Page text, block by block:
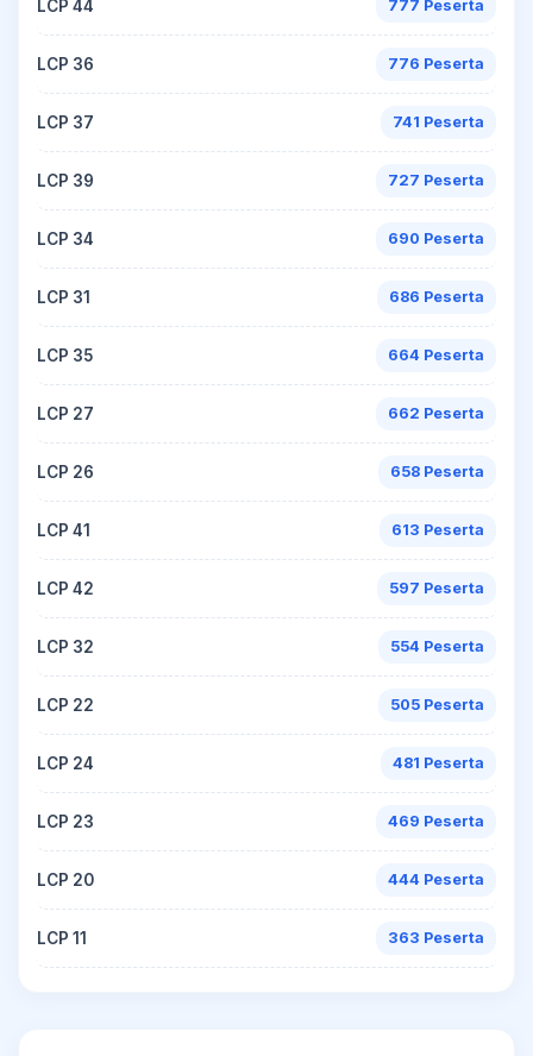
LCP 44 777 Peserta
LCP 36 776 Peserta
LCP 37 741 Peserta
LCP 39 727 Peserta
LCP 34 690 Peserta
LCP 31 686 Peserta
LCP 35 664 Peserta
LCP 27 662 Peserta
LCP 26 658 Peserta
LCP 41 613 Peserta
LCP 42 597 Peserta
LCP 32 554 Peserta
LCP 22 505 Peserta
LCP 24 481 Peserta
LCP 23 469 Peserta
LCP 20 444 Peserta
LCP 11 363 Peserta